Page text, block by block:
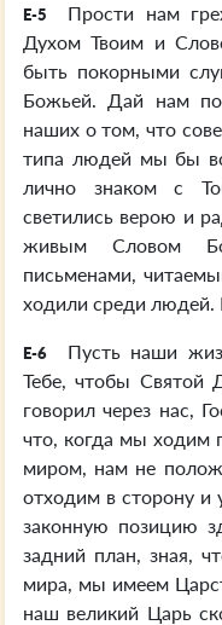
E-5
Прости нам
Духом Твоим и
быть покорными
Божьей. Дай нам
наших о том, что
типа людей мы бы
лично знаком с
светились верою и
живым Словом
письменами,
ходили среди людей.
E-6
Пусть наши
Тебе, чтобы
говорил через нас,
что, когда мы ходим
миром, нам не
отходим в сторону и
законную позицию
задний план, зная,
мира, мы имеем
наш великий Царь